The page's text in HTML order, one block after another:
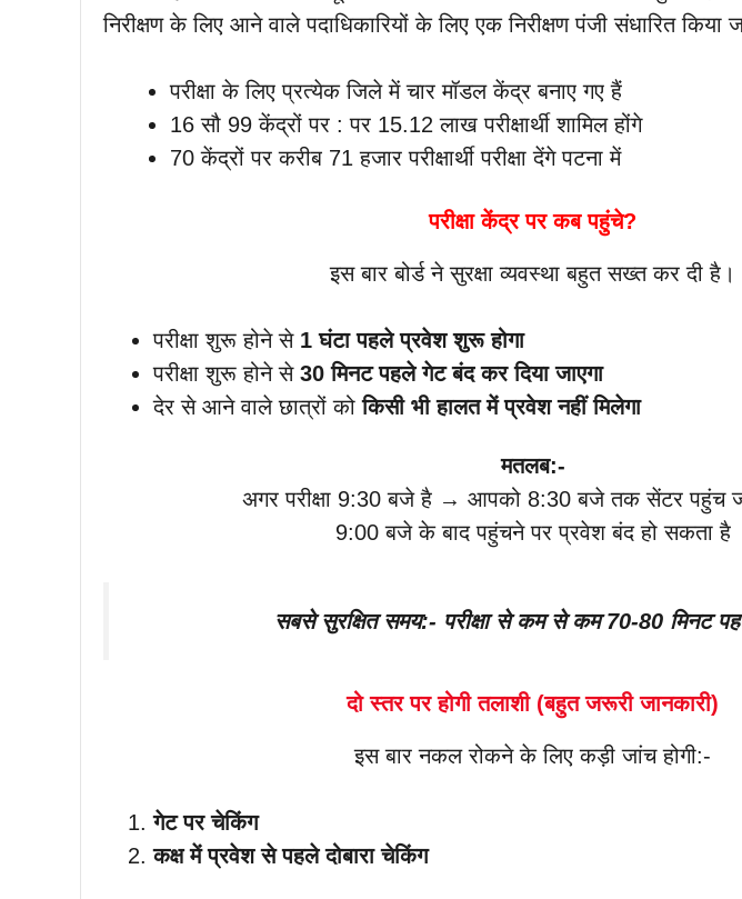
निरीक्षण के लिए आने वाले पदाधिकारियों के लिए एक निरीक्षण पंजी संधारित किया
परीक्षा के लिए प्रत्येक जिले में चार मॉडल केंद्र बनाए गए हैं
16 सौ 99 केंद्रों पर : पर 15.12 लाख परीक्षार्थी शामिल होंगे
70 केंद्रों पर करीब 71 हजार परीक्षार्थी परीक्षा देंगे पटना में
परीक्षा केंद्र पर कब पहुंचे?
इस बार बोर्ड ने सुरक्षा व्यवस्था बहुत सख्त कर दी है।
परीक्षा शुरू होने से 1 घंटा पहले प्रवेश शुरू होगा
परीक्षा शुरू होने से 30 मिनट पहले गेट बंद कर दिया जाएगा
देर से आने वाले छात्रों कोकिसी भी हालत में प्रवेश नहीं मिलेगा
मतलब:-
अगर परीक्षा 9:30 बजे है → आपको 8:30 बजे तक सेंटर पहुंच
9:00 बजे के बाद पहुंचने पर प्रवेश बंद हो सकता है
सबसे सुरक्षित समय:- परीक्षा से कम से कम 70-80 मिनट
दो स्तर पर होगी तलाशी (बहुत जरूरी जानकारी)
इस बार नकल रोकने के लिए कड़ी जांच होगी:-
गेट पर चेकिंग
कक्ष में प्रवेश से पहले दोबारा चेकिंग